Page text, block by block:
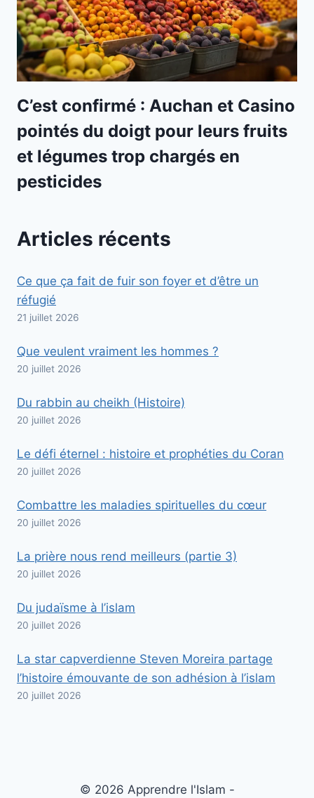
C’est confirmé : Auchan et Casino
pointés du doigt pour leurs fruits
et légumes trop chargés en
pesticides
Articles récents
Ce que ça fait de fuir son foyer et d’être un
réfugié
21 juillet 2026
Que veulent vraiment les hommes ?
20 juillet 2026
Du rabbin au cheikh (Histoire)
20 juillet 2026
Le défi éternel : histoire et prophéties du Coran
20 juillet 2026
Combattre les maladies spirituelles du cœur
20 juillet 2026
La prière nous rend meilleurs (partie 3)
20 juillet 2026
Du judaïsme à l’islam
20 juillet 2026
La star capverdienne Steven Moreira partage
l’histoire émouvante de son adhésion à l’islam
20 juillet 2026
© 2026 Apprendre l'Islam -